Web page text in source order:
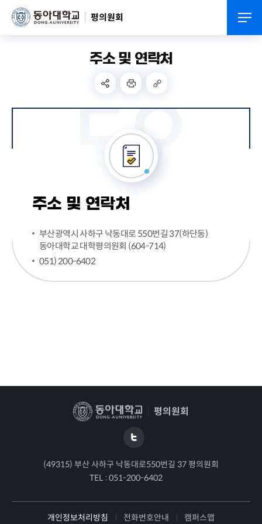
평의원회
주소 및 연락처
주소 및 연락처
부산광역시 사하구 낙동대로 550번길 37(하단동)
동아대학교 대학평의원회 (604-714)
051) 200-6402
평의원회
(49315) 부산 사하구 낙동대로550번길 37 평의원회
TEL :051-200-6402
개인정보처리방침 전화번호안내 캠퍼스맵